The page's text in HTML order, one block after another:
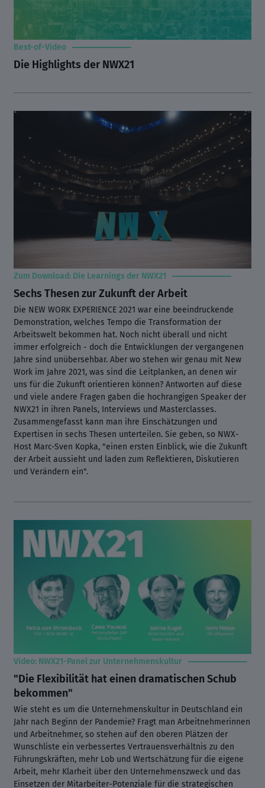
Best-of-Video
Die Highlights der NWX21
Zum Download: Die Learnings der NWX21
Sechs Thesen zur Zukunft der Arbeit
Die NEW WORK EXPERIENCE 2021 war eine beeindruckende
Demonstration, welches Tempo die Transformation der
Arbeitswelt bekommen hat. Noch nicht überall und nicht
immer erfolgreich - doch die Entwicklungen der vergangenen
Jahre sind unübersehbar. Aber wo stehen wir genau mit New
Work im Jahre 2021, was sind die Leitplanken, an denen wir
uns für die Zukunft orientieren können? Antworten auf diese
und viele andere Fragen gaben die hochrangigen Speaker der
NWX21 in ihren Panels, Interviews und Masterclasses.
Zusammengefasst kann man ihre Einschätzungen und
Expertisen in sechs Thesen unterteilen. Sie geben, so NWX-
Host Marc-Sven Kopka, "einen ersten Einblick, wie die Zukunft
der Arbeit aussieht und laden zum Reflektieren, Diskutieren
und Verändern ein".
Video: NWX21-Panel zur Unternehmenskultur
"Die Flexibilität hat einen dramatischen Schub
bekommen"
Wie steht es um die Unternehmenskultur in Deutschland ein
Jahr nach Beginn der Pandemie? Fragt man Arbeitnehmerinnen
und Arbeitnehmer, so stehen auf den oberen Plätzen der
Wunschliste ein verbessertes Vertrauensverhältnis zu den
Führungskräften, mehr Lob und Wertschätzung für die eigene
Arbeit, mehr Klarheit über den Unternehmenszweck und das
Einsetzen der Mitarbeiter-Potenziale für die strategischen